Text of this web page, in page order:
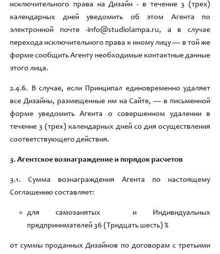
исключительного права на Дизайн - в течение 3 (трех)
календарных дней уведомить об этом Агента по
электронной почте -info@studiolampa.ru, а в случае
перехода исключительного права к иному лицу — в той же
форме сообщить Агенту необходимые контактные данные
этого лица.
2.4.6. В случае, если Принципал единовременно удаляет
все Дизайны, размещенные им на Сайте,— в письменной
форме уведомить Агента о совершенном удалении в
течение 3 (трех) календарных дней со дня осуществления
соответствующего действия.
3.Агентское вознаграждение и порядок расчетов
3.1. Сумма вознаграждения Агента по настоящему
Соглашению составляет:
для самозанятых и Индивидуальных
предпринимателей 36 (Тридцать шесть) %
отсуммы проданныхДизайнов по договорам с третьими